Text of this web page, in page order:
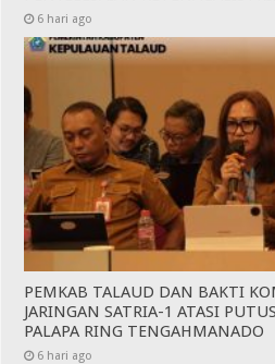
6 hari ago
PEMKAB TALAUD DAN BAKTI
JARINGAN SATRIA-1 ATASI
PALAPA RING TENGAHMANADO
6 hari ago